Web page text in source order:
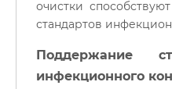
очистки
стандартов
Поддержание
инфекционного